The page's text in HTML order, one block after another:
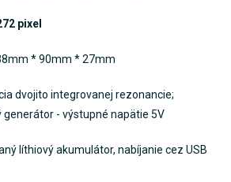
pixel
* 90mm * 27mm
dvojito integrovanej rezonancie;
generátor - výstupné napätie 5V
líthiový akumulátor, nabíjanie cez USB